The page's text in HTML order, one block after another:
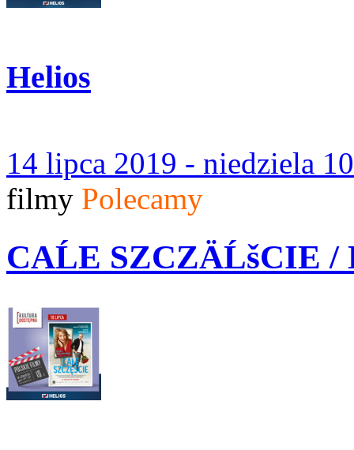
Helios
14 lipca 2019 - niedziela
filmy Polecamy
CAĹE SZCZÄĹšCIE